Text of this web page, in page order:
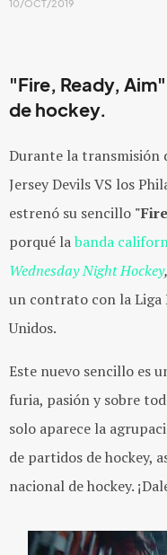
10/OCT/2019
"Fire, Ready,
de hockey.
Durante la transmisión
Jersey Devils VS los
estrenó su sencillo
porqué labanda
Wednesday Night Hockey,
un contrato con la Liga
Unidos.
Este nuevo sencillo es
furia, pasión y sobre
solo aparece la
de partidos de hockey,
nacional de hockey.